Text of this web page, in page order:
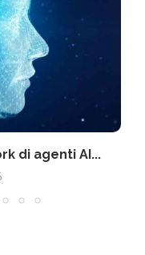
di agenti AI...